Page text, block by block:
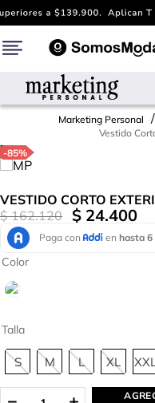
Marketing Personal
Vestido
-85%
VESTIDO CORTO
$ 162.120 $ 24.400
Talla
S M L XL XXL
Color